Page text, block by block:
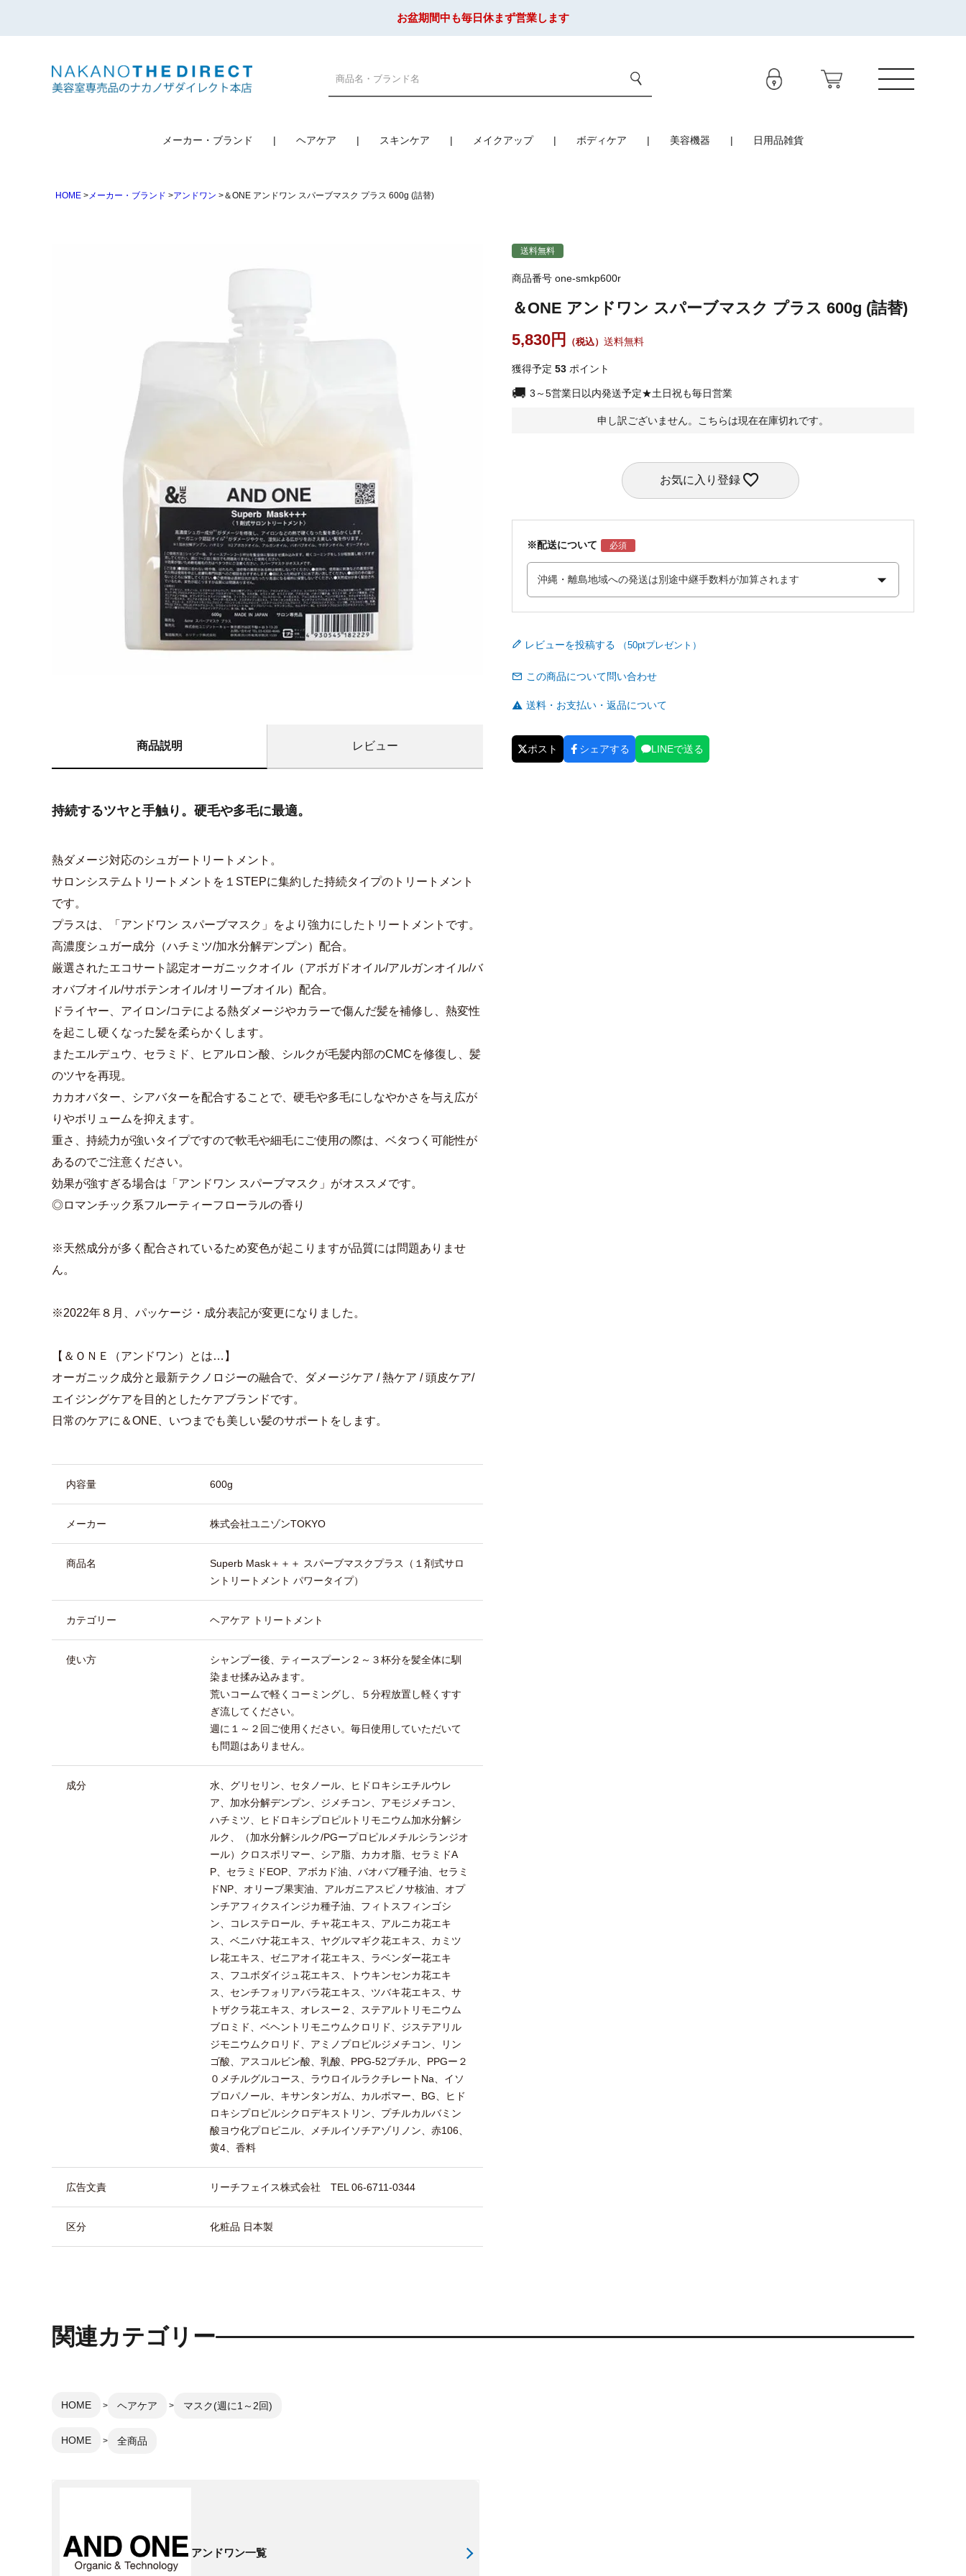
お盆期間中も毎日休まず営業します
メーカー・ブランド ヘアケア スキンケア メイクアップ ボディケア 美容機器 日用品雑貨
HOME メーカー・ブランド アンドワン ＆ONE アンドワン スパーブマスク プラス 600g (詰替)
商品説明 レビュー
持続するツヤと手触り。硬毛や多毛に最適。
熱ダメージ対応のシュガートリートメント。
サロンシステムトリートメントを１STEPに集約した持続タイプのトリートメント
です。
プラスは、「アンドワン スパーブマスク」をより強力にしたトリートメントです。
高濃度シュガー成分（ハチミツ/加水分解デンプン）配合。
厳選されたエコサート認定オーガニックオイル（アボガドオイル/アルガンオイル/バ
オバブオイル/サボテンオイル/オリーブオイル）配合。
ドライヤー、アイロン/コテによる熱ダメージやカラーで傷んだ髪を補修し、熱変性
を起こし硬くなった髪を柔らかくします。
またエルデュウ、セラミド、ヒアルロン酸、シルクが毛髪内部のCMCを修復し、髪
のツヤを再現。
カカオバター、シアバターを配合することで、硬毛や多毛にしなやかさを与え広が
りやボリュームを抑えます。
重さ、持続力が強いタイプですので軟毛や細毛にご使用の際は、ベタつく可能性が
あるのでご注意ください。
効果が強すぎる場合は「アンドワン スパーブマスク」がオススメです。
◎ロマンチック系フルーティーフローラルの香り
※天然成分が多く配合されているため変色が起こりますが品質には問題ありませ
ん。
※2022年８月、パッケージ・成分表記が変更になりました。
【＆ＯＮＥ（アンドワン）とは…】
オーガニック成分と最新テクノロジーの融合で、ダメージケア / 熱ケア / 頭皮ケア/
エイジングケアを目的としたケアブランドです。
日常のケアに＆ONE、いつまでも美しい髪のサポートをします。
内容量 600g
メーカー 株式会社ユニゾンTOKYO
商品名
Superb Mask＋＋＋ スパーブマスクプラス（１剤式サロ
ントリートメント パワータイプ）
カテゴリー ヘアケア トリートメント
使い方
シャンプー後、ティースプーン２～３杯分を髪全体に馴
染ませ揉み込みます。
荒いコームで軽くコーミングし、５分程放置し軽くすす
ぎ流してください。
週に１～２回ご使用ください。毎日使用していただいて
も問題はありません。
成分
水、グリセリン、セタノール、ヒドロキシエチルウレ
ア、加水分解デンプン、ジメチコン、アモジメチコン、
ハチミツ、ヒドロキシプロピルトリモニウム加水分解シ
ルク、（加水分解シルク/PGープロピルメチルシランジオ
ール）クロスポリマー、シア脂、カカオ脂、セラミドA
P、セラミドEOP、アボカド油、バオバブ種子油、セラミ
ドNP、オリーブ果実油、アルガニアスピノサ核油、オプ
ンチアフィクスインジカ種子油、フィトスフィンゴシ
ン、コレステロール、チャ花エキス、アルニカ花エキ
ス、ベニバナ花エキス、ヤグルマギク花エキス、カミツ
レ花エキス、ゼニアオイ花エキス、ラベンダー花エキ
ス、フユボダイジュ花エキス、トウキンセンカ花エキ
ス、センチフォリアバラ花エキス、ツバキ花エキス、サ
トザクラ花エキス、オレスー２、ステアルトリモニウム
ブロミド、ベヘントリモニウムクロリド、ジステアリル
ジモニウムクロリド、アミノプロピルジメチコン、リン
ゴ酸、アスコルビン酸、乳酸、PPG-52ブチル、PPGー２
０メチルグルコース、ラウロイルラクチレートNa、イソ
プロパノール、キサンタンガム、カルボマー、BG、ヒド
ロキシプロピルシクロデキストリン、プチルカルバミン
酸ヨウ化プロピニル、メチルイソチアゾリノン、赤106、
黄4、香料
広告文責 リーチフェイス株式会社 TEL 06-6711-0344
区分 化粧品 日本製
送料無料
商品番号 one-smkp600r
＆ONE アンドワン スパーブマスク プラス 600g (詰替)
5,830
送料無料
獲得予定 53 ポイント
3～5営業日以内発送予定★土日祝も毎日営業
申し訳ございません。こちらは現在在庫切れです。
お気に入り登録
※配送について
レビューを投稿する
この商品について問い合わせ
送料・お支払い・返品について
ポスト シェアする LINEで送る
関連カテゴリー
HOME ヘアケア マスク(週に1～2回)
HOME 全商品
アンドワン一覧